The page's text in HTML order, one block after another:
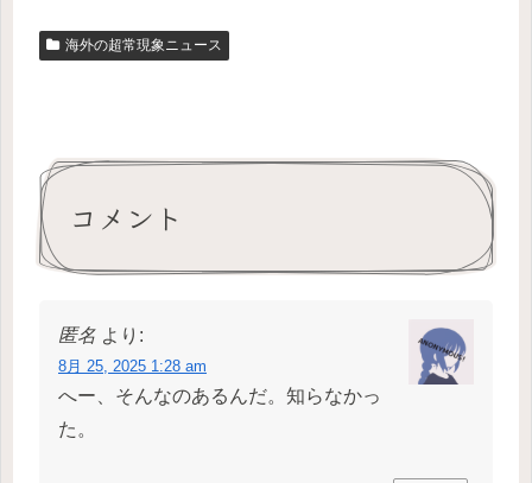
海外の超常現象ニュース
コメント
匿名 より:
8月 25, 2025 1:28 am
へー、そんなのあるんだ。知らなかっ
た。